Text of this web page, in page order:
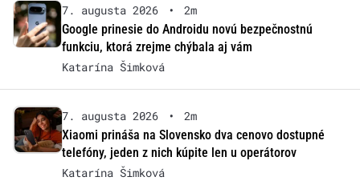
7. augusta 2026 •
2m
Google prinesie do Androidu novú bezpečnostnú
funkciu, ktorá zrejme chýbala aj vám
Katarína Šimková
7. augusta 2026 •
2m
Xiaomi prináša na Slovensko dva cenovo dostupné
telefóny, jeden z nich kúpite len u operátorov
Katarína Šimková